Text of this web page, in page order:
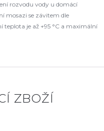
rozvodu vody u domácí
mosazi se závitem dle
teplota je až +95 °C a maximální
ZBOŽÍ